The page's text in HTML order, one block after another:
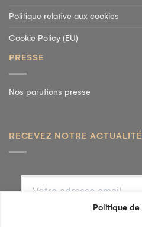
Politique relative aux cookies
Cookie Policy (EU)
PRESSE
Nos parutions presse
RECEVEZ NOTRE ACTUALITÉ